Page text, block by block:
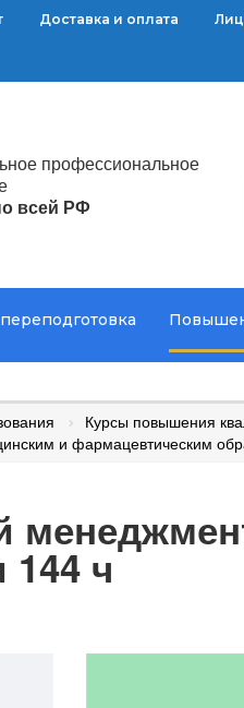
Доставка и оплата
профессиональное
всей РФ
Курсы повышения
и фармацевтическим
144 ч